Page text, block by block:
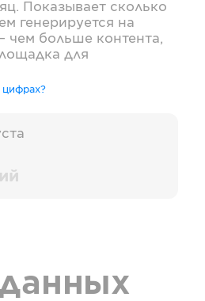
Показывает сколько
генерируется на
чем больше контента,
для
цифрах?